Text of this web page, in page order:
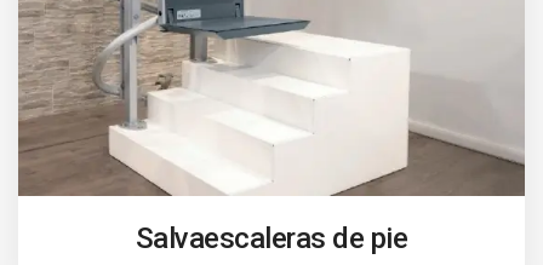
Salvaescaleras de pie